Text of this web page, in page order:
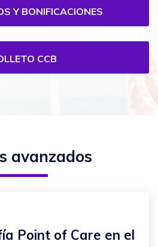
Y BONIFICACIONES
CCB
avanzados
Point of Care en el